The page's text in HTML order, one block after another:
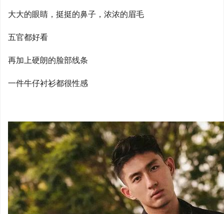
大大的眼睛，挺挺的鼻子，浓浓的眉毛
五官都好看
再加上硬朗的脸部线条
一件牛仔衬衫都很性感